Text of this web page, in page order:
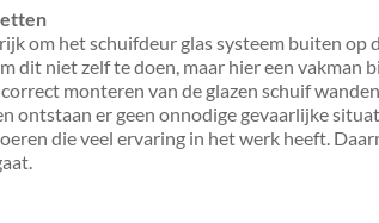
om het schuifdeur glas systeem buiten
dit niet zelf te doen, maar hier een vakman
monteren van de glazen schuif
ontstaan er geen onnodige gevaarlijke
die veel ervaring in het werk heeft.